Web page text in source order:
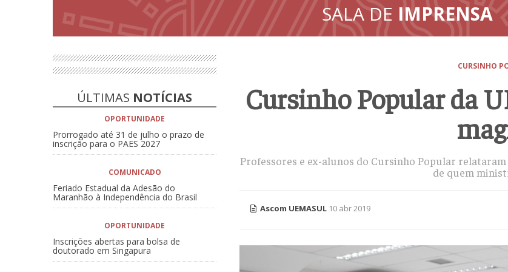
SALA DE IMPRENSA
ÚLTIMAS NOTÍCIAS
OPORTUNIDADE
Prorrogado até 31 de julho o prazo de
inscrição para o PAES 2027
COMUNICADO
Feriado Estadual da Adesão do
Maranhão à Independência do Brasil
OPORTUNIDADE
Inscrições abertas para bolsa de
doutorado em Singapura
CURSINHO
Cursinho Popular da
Professores e ex-alunos do Cursinho Popular
de quem
Ascom UEMASUL 10 abr 2019